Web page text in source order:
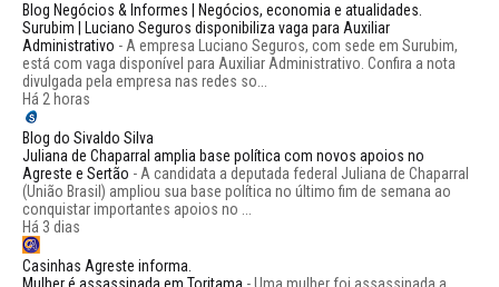
Blog Negócios & Informes | Negócios, economia e atualidades.
Surubim | Luciano Seguros disponibiliza vaga para Auxiliar
Administrativo - A empresa Luciano Seguros, com sede em Surubim,
está com vaga disponível para Auxiliar Administrativo. Confira a nota
divulgada pela empresa nas redes so...
Há 2 horas
Blog do Sivaldo Silva
Juliana de Chaparral amplia base política com novos apoios no
Agreste e Sertão - A candidata a deputada federal Juliana de Chaparral
(União Brasil) ampliou sua base política no último fim de semana ao
conquistar importantes apoios no ...
Há 3 dias
Casinhas Agreste informa.